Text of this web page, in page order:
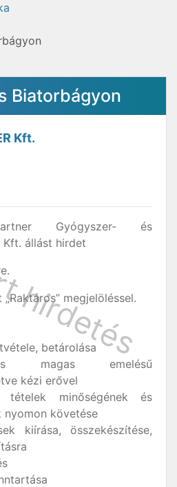
Biatorbágyon
Kft.
Gyógyszer- és
Kft. állást hirdet
megjelöléssel.
betárolása
magas emelésű
kézi erővel
tételek minőségének és
nyomon követése
kiírása, összekészítése,